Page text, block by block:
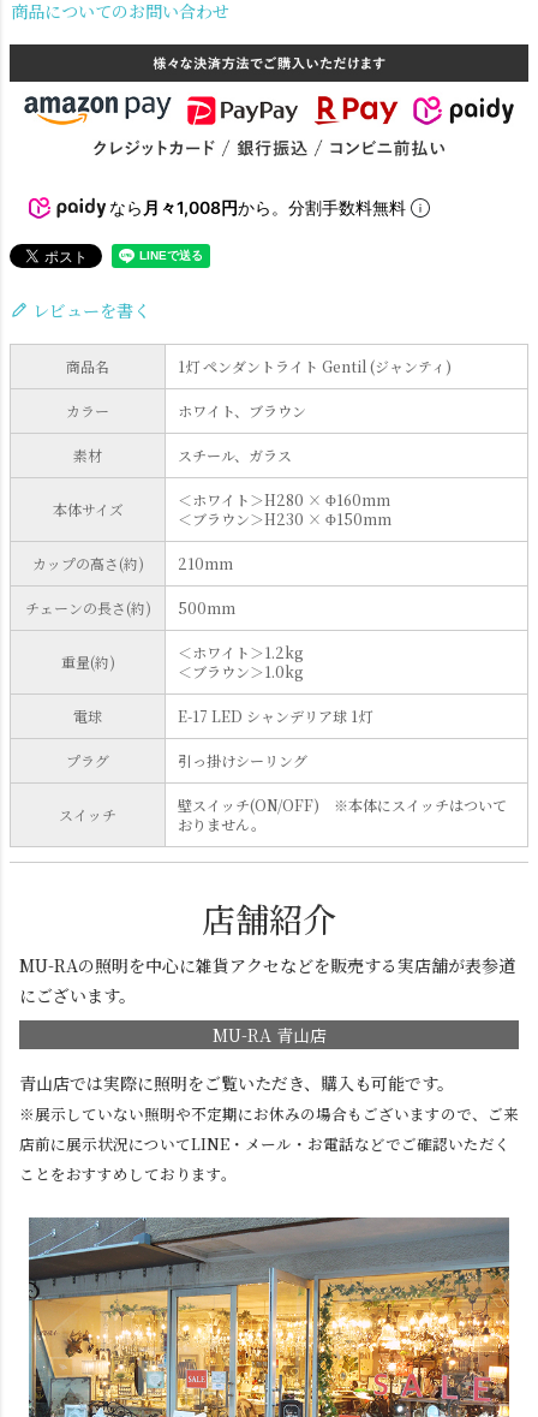
SNS
商品についてのお問い合わせ
なら 月々1,008円から。分割手数料無料
レビューを書く
商品名 1灯 ペンダントライト Gentil (ジャンティ)
カラー ホワイト、ブラウン
素材 スチール、ガラス
本体サイズ
＜ホワイト＞H280 × Φ160mm
＜ブラウン＞H230 × Φ150mm
カップの高さ(約) 210mm
チェーンの長さ(約) 500mm
重量(約)
＜ホワイト＞1.2kg
＜ブラウン＞1.0kg
電球 E-17 LED シャンデリア球 1灯
プラグ 引っ掛けシーリング
スイッチ
壁スイッチ(ON/OFF) ※本体にスイッチはついて
おりません。
店舗紹介
MU-RAの照明を中心に雑貨アクセなどを販売する実店舗が表参道
にございます。
MU-RA 青山店
青山店では実際に照明をご覧いただき、購入も可能です。
※展示していない照明や不定期にお休みの場合もございますので、ご来
店前に展示状況についてLINE・メール・お電話などでご確認いただく
ことをおすすめしております。